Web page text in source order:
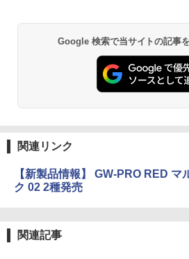
Google 検索で当サイトの記事
関連リンク
【新製品情報】 GW-PRO RED マ
ク 02 2種発売
関連記事